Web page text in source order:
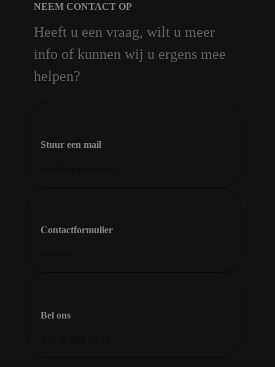
NEEM CONTACT OP
Heeft u een vraag, wilt u meer
info of kunnen wij u ergens mee
helpen?
Stuur een mail
Contactformulier
Bel ons